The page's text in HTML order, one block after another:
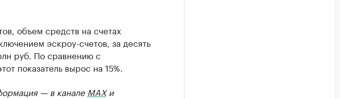
объем средств на счетах
эскроу-счетов, за десять
руб. По сравнению с
показатель вырос на 15%.
— в канале MAXи